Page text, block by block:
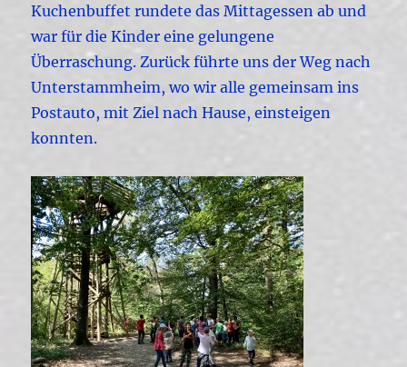
Kuchenbuffet rundete das Mittagessen ab und
war für die Kinder eine gelungene
Überraschung. Zurück führte uns der Weg nach
Unterstammheim, wo wir alle gemeinsam ins
Postauto, mit Ziel nach Hause, einsteigen
konnten.